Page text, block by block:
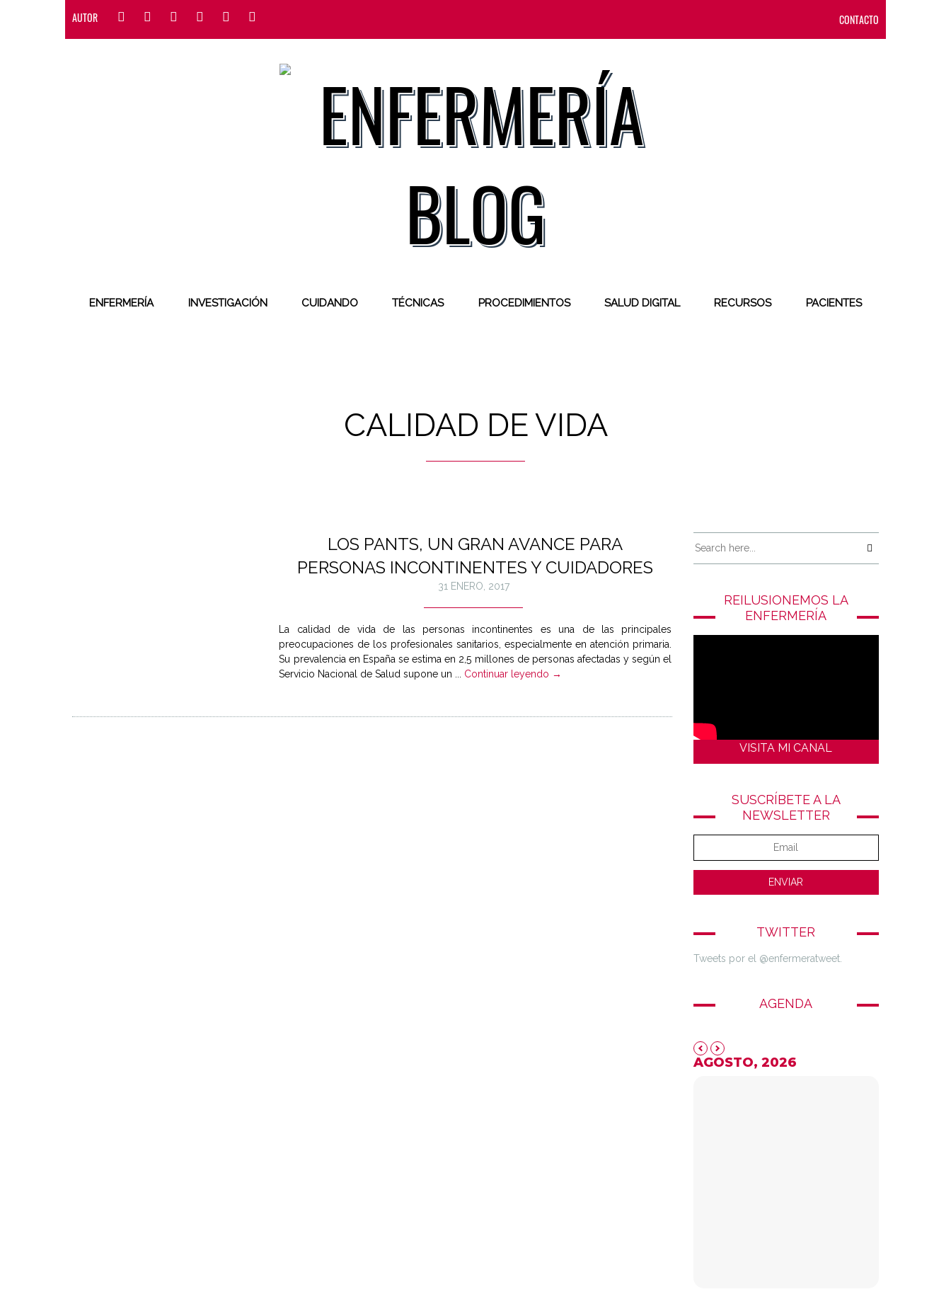
AUTOR CONTACTO
ENFERMERÍA INVESTIGACIÓN CUIDANDO TÉCNICAS PROCEDIMIENTOS SALUD DIGITAL RECURSOS PACIENTES
CALIDAD DE VIDA
LOS PANTS, UN GRAN AVANCE PARA
PERSONAS INCONTINENTES Y CUIDADORES
31 ENERO, 2017
La calidad de vida de las personas incontinentes es una de las principales
preocupaciones de los profesionales sanitarios, especialmente en atención primaria.
Su prevalencia en España se estima en 2,5 millones de personas afectadas y según el
Servicio Nacional de Salud supone un ... Continuar leyendo →
REILUSIONEMOS LA
ENFERMERÍA
VISITA MI CANAL
SUSCRÍBETE A LA
NEWSLETTER
TWITTER
Tweets por el @enfermeratweet.
AGENDA
AGOSTO, 2026